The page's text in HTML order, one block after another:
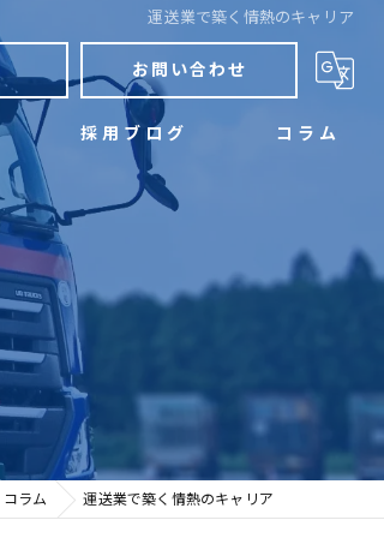
運送業で築く情熱のキャリア
お問い合わせ
採用ブログ コラム
コラム 運送業で築く情熱のキャリア